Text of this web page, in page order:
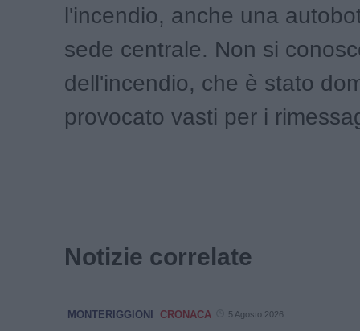
l'incendio, anche una
sede centrale. Non si
dell'incendio, che è stato
provocato vasti per i
Notizie correlate
MONTERIGGIONI CRONACA 5 Agosto 2026